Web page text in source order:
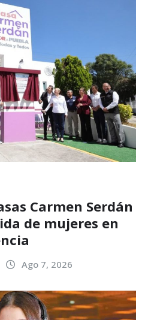
Carmen Serdán
de mujeres en
Ago 7, 2026